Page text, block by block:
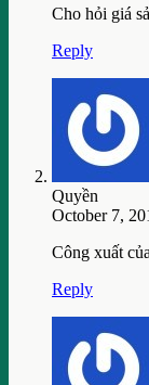
Cho hỏi giá
Reply
Quyền
October 7,
Công xuất
Reply